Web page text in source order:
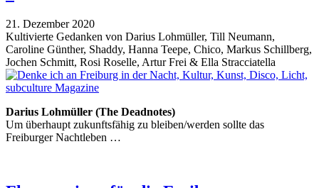
21. Dezember 2020
Kultivierte Gedanken von Darius Lohmüller, Till Neumann,
Caroline Günther, Shaddy, Hanna Teepe, Chico, Markus Schillberg,
Jochen Schmitt, Rosi Roselle, Artur Frei & Ella Stracciatella
Darius Lohmüller (The Deadnotes)
Um überhaupt zukunftsfähig zu bleiben/werden sollte das
Freiburger Nachtleben …